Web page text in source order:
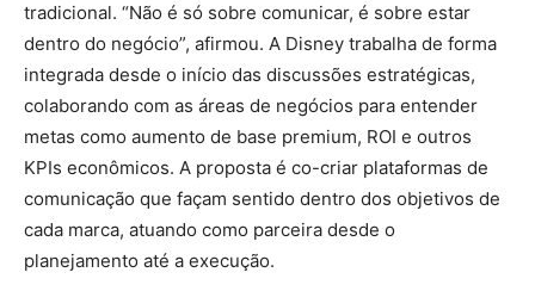
tradicional. “Não é só sobre comunicar, é sobre estar
dentro do negócio”, afirmou. A Disney trabalha de forma
integrada desde o início das discussões estratégicas,
colaborando com as áreas de negócios para entender
metas como aumento de base premium, ROI e outros
KPIs econômicos. A proposta é co-criar plataformas de
comunicação que façam sentido dentro dos objetivos de
cada marca, atuando como parceira desde o
planejamento até a execução.